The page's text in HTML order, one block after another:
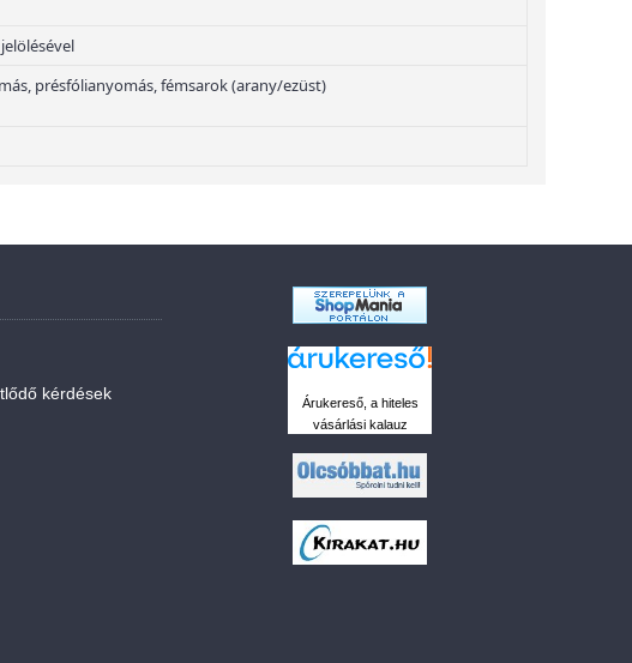
présfólianyomás, fémsarok (arany/ezüst)
kérdések
Árukereső, a hiteles
vásárlási kalauz